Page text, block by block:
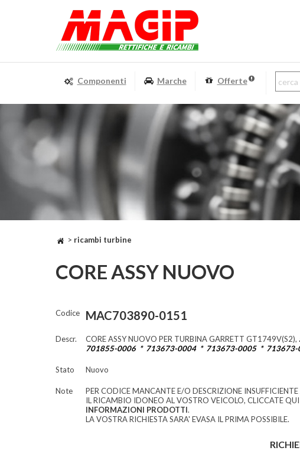
Componenti Marche Offerte
> ricambi turbine
CORE ASSY NUOVO
Codice MAC703890-0151
Descr. CORE ASSY NUOVO PER TURBINA GARRETT GT1749V(S2),
701855-0006 * 713673-0004 * 713673-0005 * 713673-
Stato Nuovo
Note
PER CODICE MANCANTE E/O DESCRIZIONE
IL RICAMBIO IDONEO AL VOSTRO VEICOLO, CLICCATE QUI
INFORMAZIONI PRODOTTI.
LA VOSTRA RICHIESTA SARA' EVASA IL PRIMA POSSIBILE.